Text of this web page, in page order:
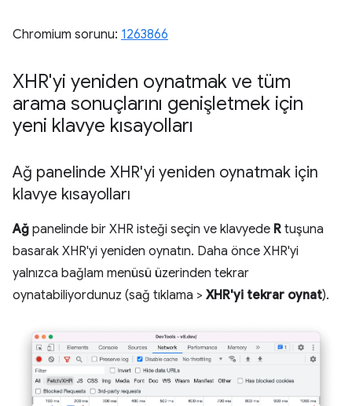
Chromium sorunu: 1263866
XHR'yi yeniden oynatmak ve tüm
arama sonuçlarını genişletmek için
yeni klavye kısayolları
Ağ panelinde XHR'yi yeniden oynatmak için
klavye kısayolları
Ağ panelinde bir XHR isteği seçin ve klavyede R tuşuna
basarak XHR'yi yeniden oynatın. Daha önce XHR'yi
yalnızca bağlam menüsü üzerinden tekrar
oynatabiliyordunuz (sağ tıklama > XHR'yi tekrar oynat).